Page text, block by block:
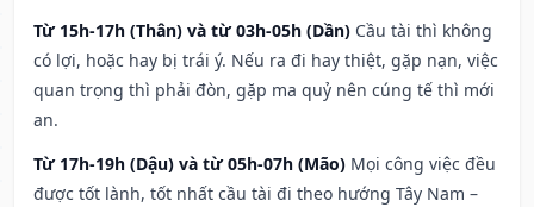
Từ 15h-17h (Thân) và từ 03h-05h (Dần) Cầu tài thì không
có lợi, hoặc hay bị trái ý. Nếu ra đi hay thiệt, gặp nạn, việc
quan trọng thì phải đòn, gặp ma quỷ nên cúng tế thì mới
an.
Từ 17h-19h (Dậu) và từ 05h-07h (Mão) Mọi công việc đều
được tốt lành, tốt nhất cầu tài đi theo hướng Tây Nam –